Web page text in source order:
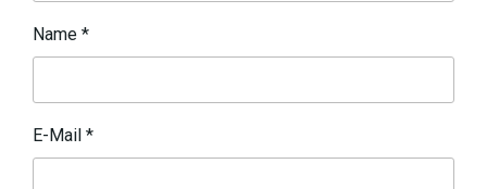
Name *
E-Mail *